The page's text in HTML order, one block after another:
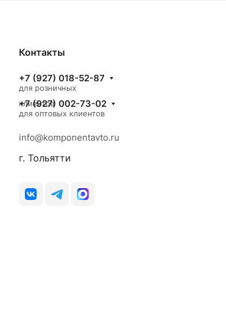
Контакты
+7 (927) 018-52-87
для розничных
клиентов
+7 (927) 002-73-02
для оптовых клиентов
info@komponentavto.ru
г. Тольятти